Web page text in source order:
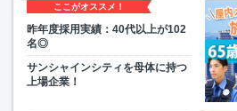
ここがオススメ！
昨年度採用実績：40代以上が102
名◎
サンシャインシティを母体に持つ
上場企業！